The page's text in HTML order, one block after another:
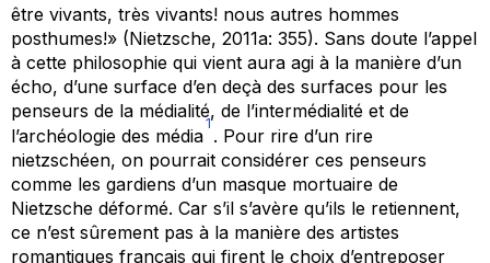
être vivants, très vivants! nous autres hommes
posthumes!» (Nietzsche, 2011a: 355). Sans doute l’appel
à cette philosophie qui vient aura agi à la manière d’un
écho, d’une surface d’en deçà des surfaces pour les
penseurs de la médialité, de l’intermédialité et de
l’archéologie des média
1
. Pour rire d’un rire
nietzschéen, on pourrait considérer ces penseurs
comme les gardiens d’un masque mortuaire de
Nietzsche déformé. Car s’il s’avère qu’ils le retiennent,
ce n’est sûrement pas à la manière des artistes
romantiques français qui firent le choix d’entreposer